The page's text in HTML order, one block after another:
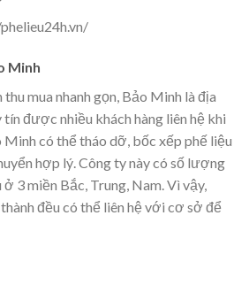
Minh
mua nhanh gọn, Bảo Minh là địa
tín được nhiều khách hàng liên hệ khi
Minh có thể tháo dỡ, bốc xếp phế liệu
hợp lý. Công ty này có số lượng
3 miền Bắc, Trung, Nam. Vì vậy,
đều có thể liên hệ với cơ sở để